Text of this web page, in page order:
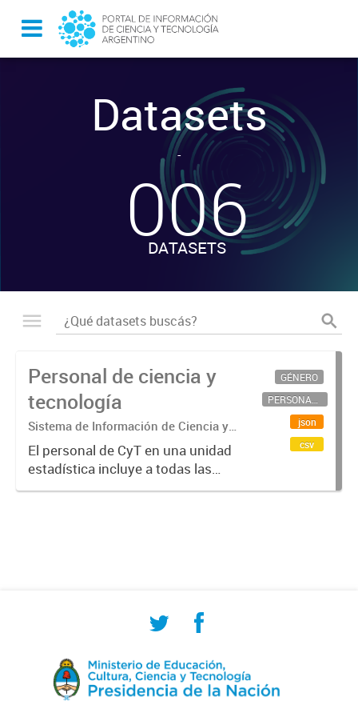
Datasets
-
006
DATASETS
Personal de ciencia y
tecnología
Sistema de Información de Ciencia y
Tecnología Argentino (SICYTAR)
El personal de CyT en una unidad
estadística incluye a todas las
personas involucradas
GÉNERO
PERSONAL CIENTÍFICO-TECNOLÓGICO
json
csv